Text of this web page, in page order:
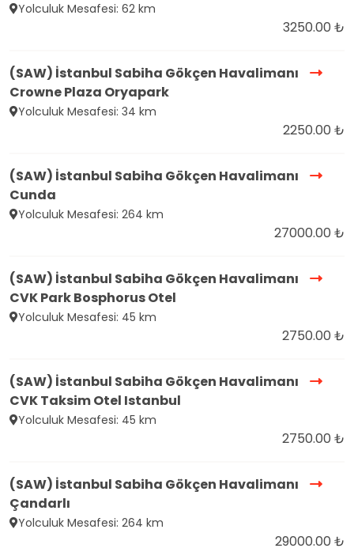
Yolculuk Mesafesi: 62 km
3250.00 ₺
(SAW) İstanbul Sabiha Gökçen Havalimanı
Crowne Plaza Oryapark
Yolculuk Mesafesi: 34 km
2250.00 ₺
(SAW) İstanbul Sabiha Gökçen Havalimanı
Cunda
Yolculuk Mesafesi: 264 km
27000.00 ₺
(SAW) İstanbul Sabiha Gökçen Havalimanı
CVK Park Bosphorus Otel
Yolculuk Mesafesi: 45 km
2750.00 ₺
(SAW) İstanbul Sabiha Gökçen Havalimanı
CVK Taksim Otel Istanbul
Yolculuk Mesafesi: 45 km
2750.00 ₺
(SAW) İstanbul Sabiha Gökçen Havalimanı
Çandarlı
Yolculuk Mesafesi: 264 km
29000.00 ₺